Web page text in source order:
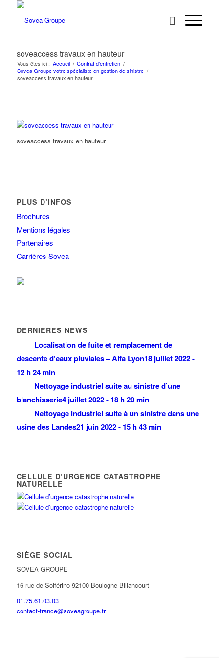
soveaccess travaux en hauteur
Vous êtes ici : Accueil / Contrat d’entretien /
Sovea Groupe votre spécialiste en gestion de sinistre /
soveaccess travaux en hauteur
soveaccess travaux en hauteur
PLUS D’INFOS
Brochures
Mentions légales
Partenaires
Carrières Sovea
DERNIÈRES NEWS
Localisation de fuite et remplacement de
descente d’eaux pluviales – Alfa Lyon18 juillet 2022 -
12 h 24 min
Nettoyage industriel suite au sinistre d’une
blanchisserie4 juillet 2022 - 18 h 20 min
Nettoyage industriel suite à un sinistre dans une
usine des Landes21 juin 2022 - 15 h 43 min
CELLULE D’URGENCE CATASTROPHE
NATURELLE
SIÈGE SOCIAL
SOVEA GROUPE
16 rue de Solférino 92100 Boulogne-Billancourt
01.75.61.03.03
contact-france@soveagroupe.fr